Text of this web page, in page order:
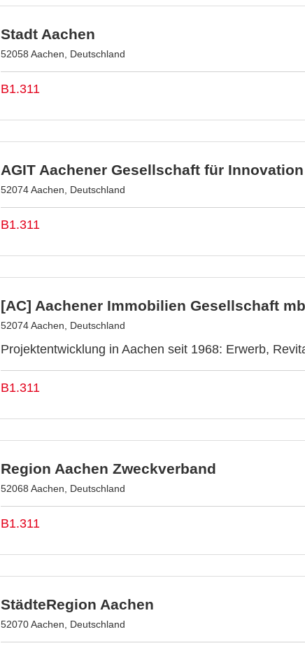
Stadt Aachen
52058 Aachen, Deutschland
B1.311
AGIT Aachener Gesellschaft für
52074 Aachen, Deutschland
B1.311
[AC] Aachener Immobilien Gesellschaft
52074 Aachen, Deutschland
Projektentwicklung in Aachen seit 1968: Erwerb,
B1.311
Region Aachen Zweckverband
52068 Aachen, Deutschland
B1.311
StädteRegion Aachen
52070 Aachen, Deutschland